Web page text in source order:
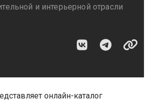
и интерьерной отрасли
онлайн-каталог